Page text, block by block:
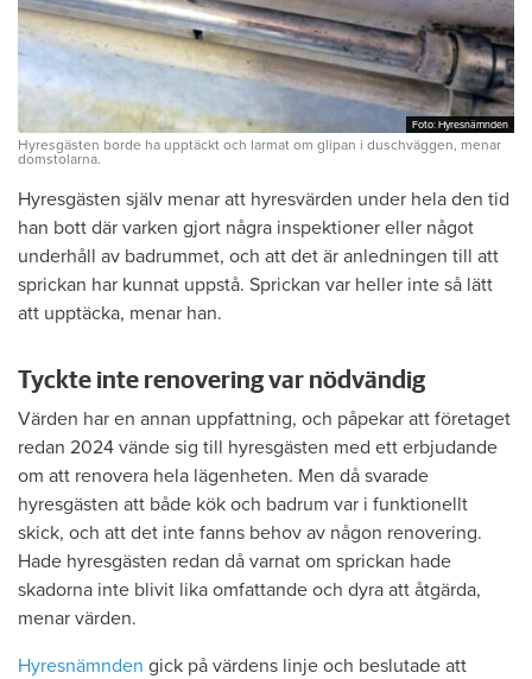
Foto: Hyresnämnden
Foto: Hyresnämnden
Hyresgästen borde ha upptäckt och larmat om glipan i duschväggen, menar
domstolarna.
Hyresgästen själv menar att hyresvärden under hela den tid
han bott där varken gjort några inspektioner eller något
underhåll av badrummet, och att det är anledningen till att
sprickan har kunnat uppstå. Sprickan var heller inte så lätt
att upptäcka, menar han.
Tyckte inte renovering var nödvändig
Värden har en annan uppfattning, och påpekar att företaget
redan 2024 vände sig till hyresgästen med ett erbjudande
om att renovera hela lägenheten. Men då svarade
hyresgästen att både kök och badrum var i funktionellt
skick, och att det inte fanns behov av någon renovering.
Hade hyresgästen redan då varnat om sprickan hade
skadorna inte blivit lika omfattande och dyra att åtgärda,
menar värden.
Hyresnämnden gick på värdens linje och beslutade att